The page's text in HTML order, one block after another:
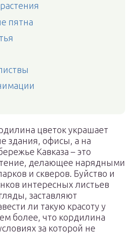
пятна
цветок украшает
здания, офисы, а на
Кавказа – это
делающее нарядными
и скверов. Буйство и
интересных листьев
заставляют
ли такую красоту у
более, что кордилина
за которой не